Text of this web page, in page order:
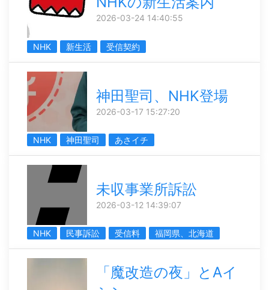
2026-03-24 14:40:55
NHK 新生活 受信契約
神田聖司、NHK登場
2026-03-17 15:27:20
NHK 神田聖司 あさイチ
未収事業所訴訟
2026-03-12 14:39:07
NHK 民事訴訟 受信料 福岡県、北海道
「魔改造の夜」とAイ